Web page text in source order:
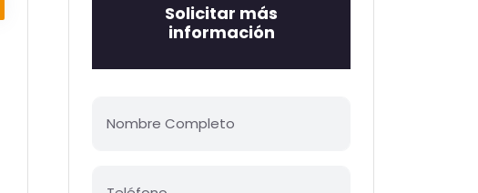
Solicitar más
información